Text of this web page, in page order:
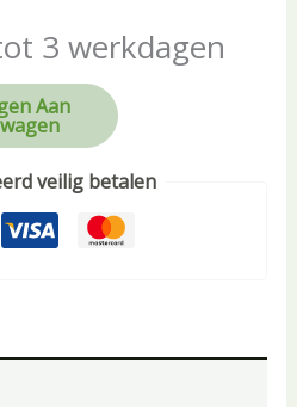
3 werkdagen
Aan
veilig betalen